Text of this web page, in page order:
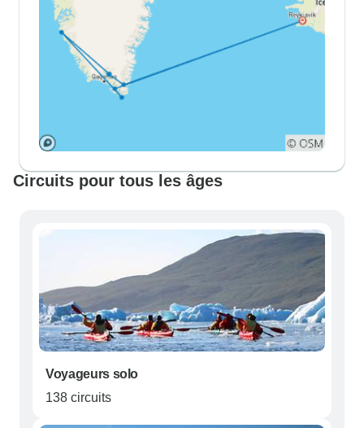
Circuits pour tous les âges
Voyageurs solo
138 circuits